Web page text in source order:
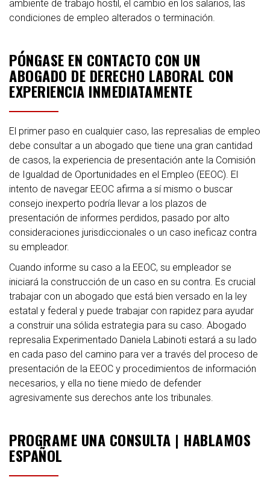
ambiente de trabajo hostil, el cambio en los salarios, las
condiciones de empleo alterados o terminación.
PÓNGASE EN CONTACTO CON UN
ABOGADO DE DERECHO LABORAL CON
EXPERIENCIA INMEDIATAMENTE
El primer paso en cualquier caso, las represalias de empleo
debe consultar a un abogado que tiene una gran cantidad
de casos, la experiencia de presentación ante la Comisión
de Igualdad de Oportunidades en el Empleo (EEOC). El
intento de navegar EEOC afirma a sí mismo o buscar
consejo inexperto podría llevar a los plazos de
presentación de informes perdidos, pasado por alto
consideraciones jurisdiccionales o un caso ineficaz contra
su empleador.
Cuando informe su caso a la EEOC, su empleador se
iniciará la construcción de un caso en su contra. Es crucial
trabajar con un abogado que está bien versado en la ley
estatal y federal y puede trabajar con rapidez para ayudar
a construir una sólida estrategia para su caso. Abogado
represalia Experimentado Daniela Labinoti estará a su lado
en cada paso del camino para ver a través del proceso de
presentación de la EEOC y procedimientos de información
necesarios, y ella no tiene miedo de defender
agresivamente sus derechos ante los tribunales.
PROGRAME UNA CONSULTA | HABLAMOS
ESPAÑOL